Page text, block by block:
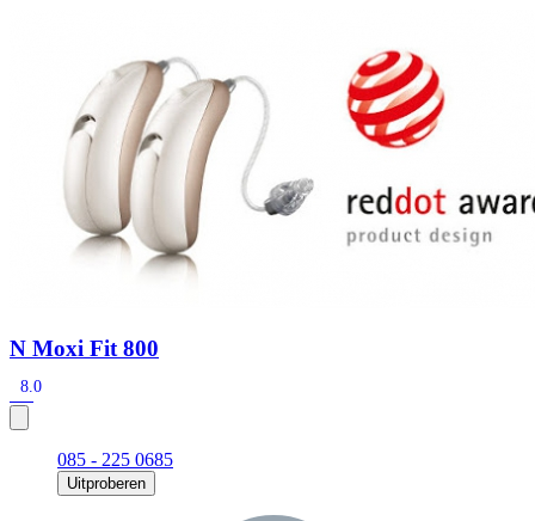
Snel zoeken
Signia hoortoestellen
Signia Pure BCT IX Signia Silk IX
Allure AI Audio Service R LI 7
Hoortoestelbatterijen
Widex filters
Onderhoudsartikelen
Signia Active Mini IX - Oplaadbaar
De Signia Active Mini IX is het nieuwste hoortoestel van Signia.
N Moxi Fit 800
8.0
085 - 225 0685
Uitproberen